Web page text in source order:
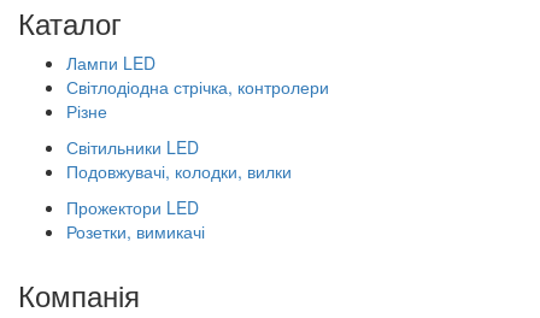
Каталог
Лампи LED
Світлодіодна стрічка, контролери
Різне
Світильники LED
Подовжувачі, колодки, вилки
Прожектори LED
Розетки, вимикачі
Компанія